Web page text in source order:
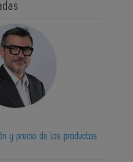
y precio de los productos